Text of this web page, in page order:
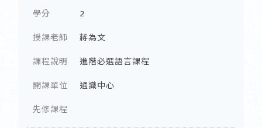
學分 2
授課老師 蔣為文
課程說明 進階必選語言課程
開課單位 通識中心
先修課程